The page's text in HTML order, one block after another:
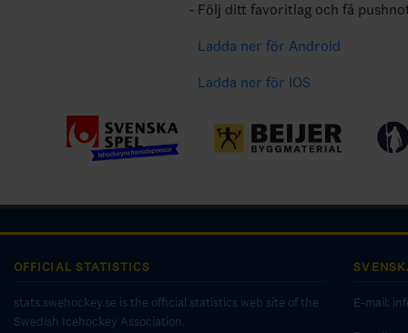
Följ ditt favoritlag och få
Ladda ner för Android
Ladda ner för IOS
OFFICIAL STATISTICS
stats.swehockey.se is the official statistics web site of the
Swedish Icehockey Association.
E-mail: